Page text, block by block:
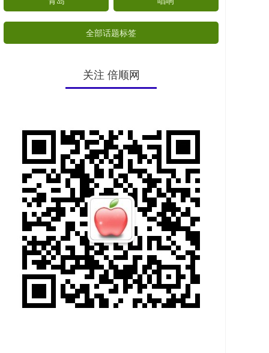
全部话题标签
关注 倍顺网